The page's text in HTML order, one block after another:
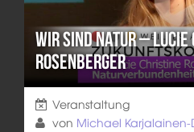
Wir sind Natur –
Rosenberger
Veranstaltung
von Michael Karjalainen-